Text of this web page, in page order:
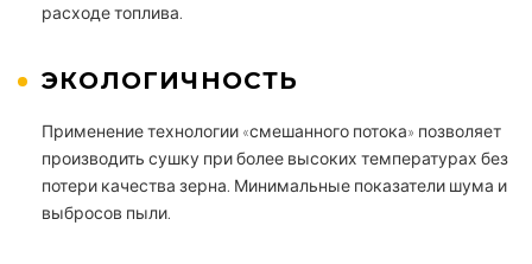
расходе топлива.
ЭКОЛОГИЧНОСТЬ
Применение технологии «смешанного потока» позволяет
производить сушку при более высоких температурах без
потери качества зерна. Минимальные показатели шума и
выбросов пыли.